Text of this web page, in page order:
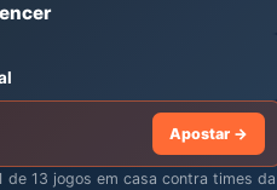
Apostar →
de 13 jogos em casa contra times da